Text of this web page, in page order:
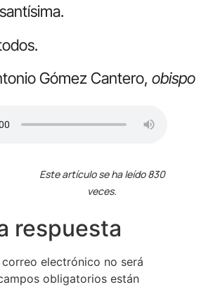
Gómez Cantero, obispo
Este artículo se ha leído 830
veces.
respuesta
electrónico no será
obligatorios están